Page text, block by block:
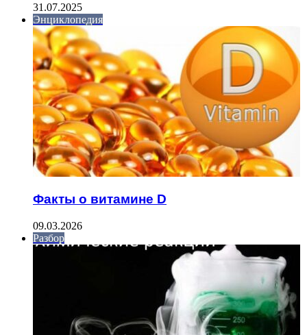
31.07.2025
Энциклопедия
Факты о витамине D
09.03.2026
Разбор